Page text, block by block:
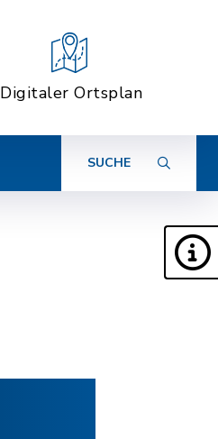
Digitaler Ortsplan
SUCHE